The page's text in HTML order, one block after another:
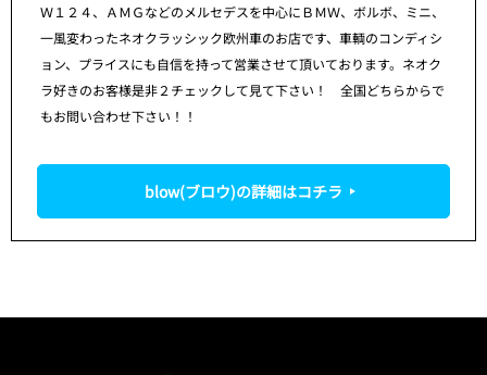
Ｗ１２４、ＡＭＧなどのメルセデスを中心にＢＭＷ、ボルボ、ミニ、
一風変わったネオクラッシック欧州車のお店です、車輌のコンディシ
ョン、プライスにも自信を持って営業させて頂いております。ネオク
ラ好きのお客様是非２チェックして見て下さい！ 全国どちらからで
もお問い合わせ下さい！！
blow(ブロウ)の詳細はコチラ